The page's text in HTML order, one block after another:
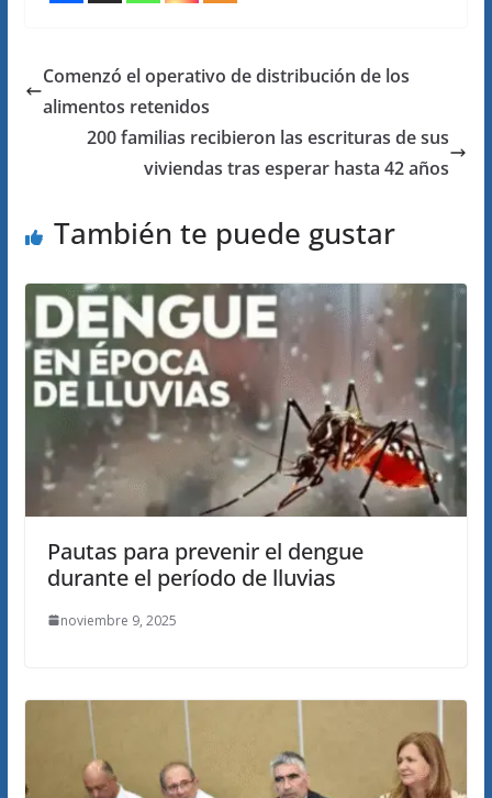
Comenzó el operativo de distribución de los
alimentos retenidos
200 familias recibieron las escrituras de sus
viviendas tras esperar hasta 42 años
También te puede gustar
Pautas para prevenir el dengue
durante el período de lluvias
noviembre 9, 2025